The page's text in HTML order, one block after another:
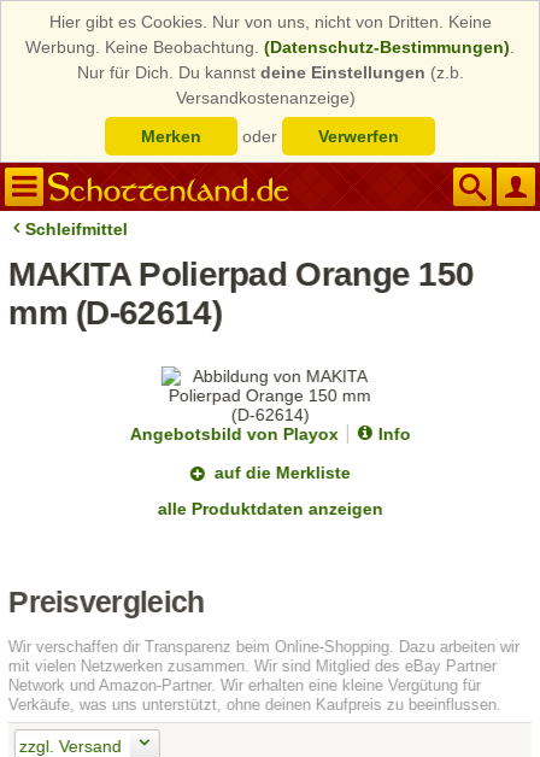
Hier gibt es Cookies. Nur von uns, nicht von Dritten. Keine
Werbung. Keine Beobachtung. (Datenschutz-Bestimmungen)
Nur für Dich. Du kannst deine Einstellungen (z.b.
Versandkostenanzeige)
Merken
oder Verwerfen
Schleifmittel
MAKITA Polierpad Orange 150
mm (D-62614)
Angebotsbild von Playox
Info
auf die Merkliste
alle Produktdaten anzeigen
Preisvergleich
Wir verschaffen dir Transparenz beim Online-Shopping. Dazu arbeiten wir
mit vielen Netzwerken zusammen. Wir sind Mitglied des eBay Partner
Network und Amazon-Partner. Wir erhalten eine kleine Vergütung für
Verkäufe, was uns unterstützt, ohne deinen Kaufpreis zu beeinflussen.
zzgl. Versand